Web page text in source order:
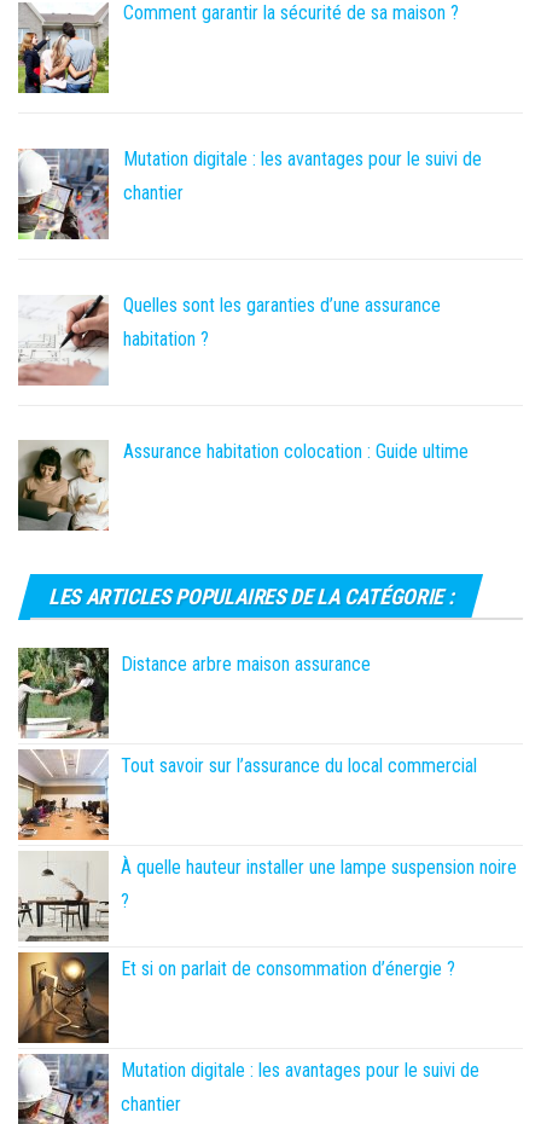
Comment garantir la sécurité de sa maison ?
Mutation digitale : les avantages pour le suivi de
chantier
Quelles sont les garanties d’une assurance
habitation ?
Assurance habitation colocation : Guide ultime
LES ARTICLES POPULAIRES DE LA CATÉGORIE :
Distance arbre maison assurance
Tout savoir sur l’assurance du local commercial
À quelle hauteur installer une lampe suspension noire
?
Et si on parlait de consommation d’énergie ?
Mutation digitale : les avantages pour le suivi de
chantier